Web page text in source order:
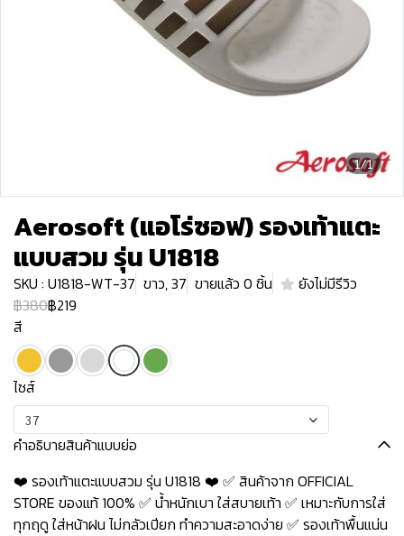
1/1
Aerosoft (แอโร่ซอฟ) รองเท้าแตะ
แบบสวม รุ่น U1818
SKU : U1818-WT-37 ขาว, 37 ขายแล้ว 0 ชิ้น
ยังไม่มีรีวิว
฿380฿219
สี
ไซส์
37
คำอธิบายสินค้าแบบย่อ
❤️ รองเท้าแตะแบบสวม รุ่น U1818 ❤️ ✅ สินค้าจาก OFFICIAL
STORE ของแท้ 100% ✅ น้ำหนักเบา ใส่สบายเท้า ✅ เหมาะกับการใส่
ทุกฤดู ใส่หน้าฝน ไม่กลัวเปียก ทำความสะอาดง่าย ✅ รองเท้าพื้นแน่น